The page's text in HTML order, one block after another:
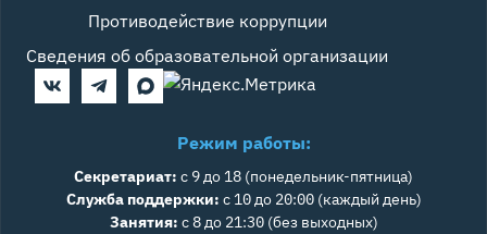
Противодействие коррупции
Сведения об образовательной организации
Режим работы:
Секретариат: с 9 до 18 (понедельник-пятница)
Служба поддержки: с 10 до 20:00 (каждый день)
Занятия: с 8 до 21:30 (без выходных)